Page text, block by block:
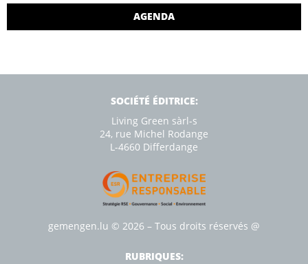
AGENDA
SOCIÉTÉ ÉDITRICE:
Living Green sàrl-s
24, rue Michel Rodange
L-4660 Diﬀerdange
gemengen.lu © 2026 – Tous droits réservés @
RUBRIQUES: